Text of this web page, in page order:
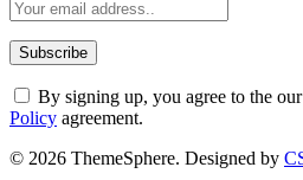
By signing up, you agree to the
Policy agreement.
© 2026 ThemeSphere. Designed by